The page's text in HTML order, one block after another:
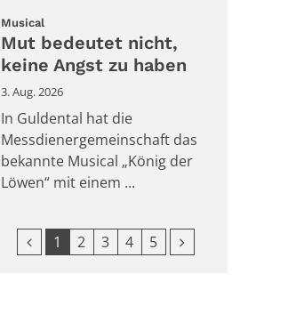
Musical
Mut bedeutet nicht,
keine Angst zu haben
3. Aug. 2026
In Guldental hat die
Messdienergemeinschaft das
bekannte Musical „König der
Löwen“ mit einem ...
Vorherige Seite
1 2 3 4 5 Nächste Seite